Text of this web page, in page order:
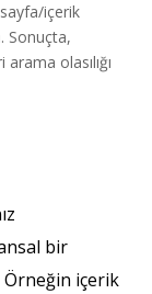
içerik
Sonuçta,
olasılığı
bir
Örneğin içerik